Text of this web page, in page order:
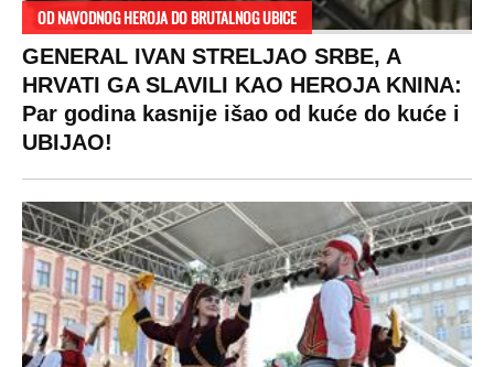
SPREMITE SE
Za posnu slavsku trpezu ove godine treba
izdvojiti ozbiljnu sumu novca: Nečija cela
plata ode na svega 20 gostiju